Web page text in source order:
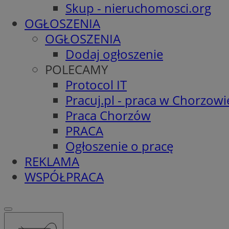
Skup - nieruchomosci.org
OGŁOSZENIA
OGŁOSZENIA
Dodaj ogłoszenie
POLECAMY
Protocol IT
Pracuj.pl - praca w
Praca Chorzów
PRACA
Ogłoszenie o pracę
REKLAMA
WSPÓŁPRACA